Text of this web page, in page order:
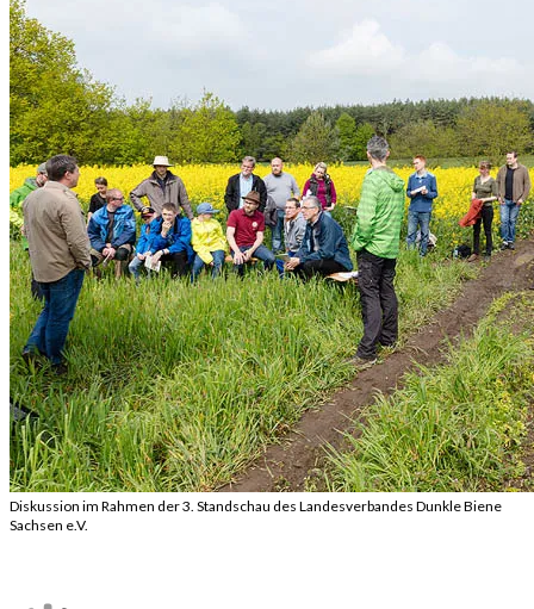
Diskussion im Rahmen der 3. Standschau des Landesverbandes Dunkle Biene
Sachsen e.V.